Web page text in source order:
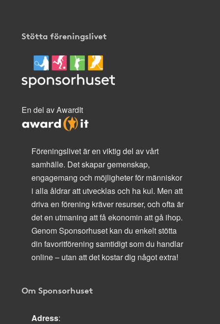
Stötta föreningslivet
En del av AwardIt
Föreningslivet är en viktig del av vårt
samhälle. Det skapar gemenskap,
engagemang och möjligheter för människor
i alla åldrar att utvecklas och ha kul. Men att
driva en förening kräver resurser, och ofta är
det en utmaning att få ekonomin att gå ihop.
Genom Sponsorhuset kan du enkelt stötta
din favoritförening samtidigt som du handlar
online – utan att det kostar dig något extra!
Om Sponsorhuset
Adress: